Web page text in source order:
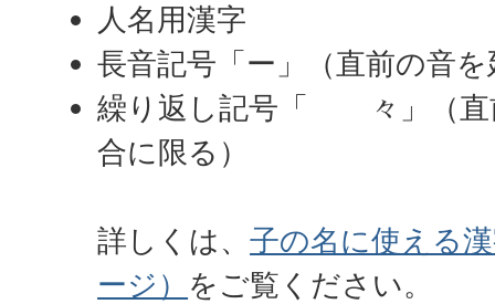
人名用漢字
長音記号「ー」（直前の音
繰り返し記号「ゝゞ々」（
合に限る）
詳しくは、子の名に使える
ージ） をご覧ください。